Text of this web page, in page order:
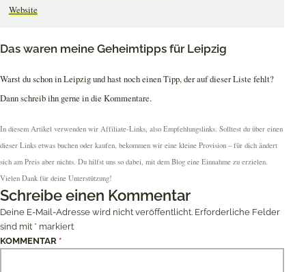
Website
Das waren meine Geheimtipps für Leipzig
Warst du schon in Leipzig und hast noch einen Tipp, der auf dieser Liste fehlt?
Dann schreib ihn gerne in die Kommentare.
In diesem Artikel verwenden wir Affiliate-Links, also Empfehlungslinks. Solltest du über einen
dieser Links etwas buchen oder kaufen, bekommen wir eine kleine Provision – für dich ändert
sich am Preis aber nichts. Du hilfst uns so dabei, mit dem Blog eine Einnahme zu erzielen.
Vielen Dank für deine Unterstützung!
Schreibe einen Kommentar
Deine E-Mail-Adresse wird nicht veröffentlicht. Erforderliche Felder
sind mit * markiert
KOMMENTAR *